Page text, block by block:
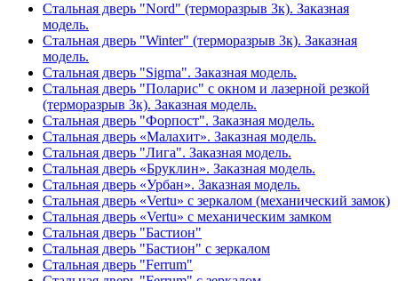
Стальная дверь "Nord" (терморазрыв 3к). Заказная
модель.
Стальная дверь "Winter" (терморазрыв 3к). Заказная
модель.
Стальная дверь "Sigma". Заказная модель.
Стальная дверь "Поларис" с окном и лазерной резкой
(терморазрыв 3к). Заказная модель.
Стальная дверь "Форпост". Заказная модель.
Стальная дверь «Малахит». Заказная модель.
Стальная дверь "Лига". Заказная модель.
Стальная дверь «Бруклин». Заказная модель.
Стальная дверь «Урбан». Заказная модель.
Стальная дверь «Vertu» с зеркалом (механический замок)
Стальная дверь «Vertu» с механическим замком
Стальная дверь "Бастион"
Стальная дверь "Бастион" с зеркалом
Стальная дверь "Ferrum"